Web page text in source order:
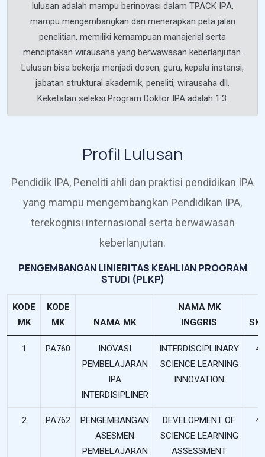
lulusan adalah mampu berinovasi dalam TPACK IPA,
mampu mengembangkan dan menerapkan peta jalan
penelitian, memiliki kemampuan manajerial serta
menciptakan wirausaha yang berwawasan keberlanjutan.
Lulusan bisa bekerja menjadi dosen, guru, kepala instansi,
jabatan struktural akademik, peneliti, wirausaha dll.
Keketatan seleksi Program Doktor IPA adalah 1:3.
Profil Lulusan
Pendidik IPA, Peneliti ahli dan praktisi pendidikan IPA
yang mampu mengembangkan Pendidikan IPA,
terekognisi internasional serta berwawasan
keberlanjutan.
PENGEMBANGAN LINIERITAS KEAHLIAN PROGRAM
STUDI (PLKP)
KODE
MK
KODE
MK
NAMA MK
NAMA MK
INGGRIS
1 PA760
INOVASI
PEMBELAJARAN
IPA
INTERDISIPLINER
INTERDISCIPLINARY
SCIENCE LEARNING
INNOVATION
4
2 PA762
PENGEMBANGAN
ASESMEN
PEMBELAJARAN
DEVELOPMENT OF
SCIENCE LEARNING
ASSESSMENT
4